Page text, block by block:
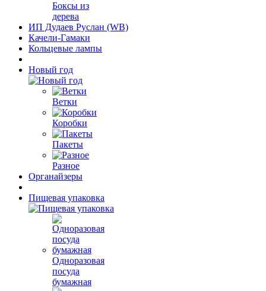
Боксы из
дерева
ИП Дудаев Руслан (WB)
Качели-Гамаки
Кольцевые лампы
Новый год
Ветки
Коробки
Пакеты
Разное
Органайзеры
Пищевая упаковка
Одноразовая
посуда
бумажная